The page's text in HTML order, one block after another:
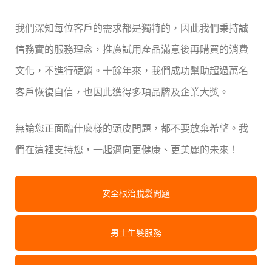
我們深知每位客戶的需求都是獨特的，因此我們秉持誠
信務實的服務理念，推廣試用產品滿意後再購買的消費
文化，不進行硬銷。十餘年來，我們成功幫助超過萬名
客戶恢復自信，也因此獲得多項品牌及企業大獎。
無論您正面臨什麼樣的頭皮問題，都不要放棄希望。我
們在這裡支持您，一起邁向更健康、更美麗的未來！
安全根治脫髮問題
男士生髮服務